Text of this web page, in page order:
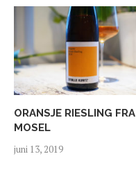
ORANSJE RIESLING FRA
MOSEL
juni 13, 2019